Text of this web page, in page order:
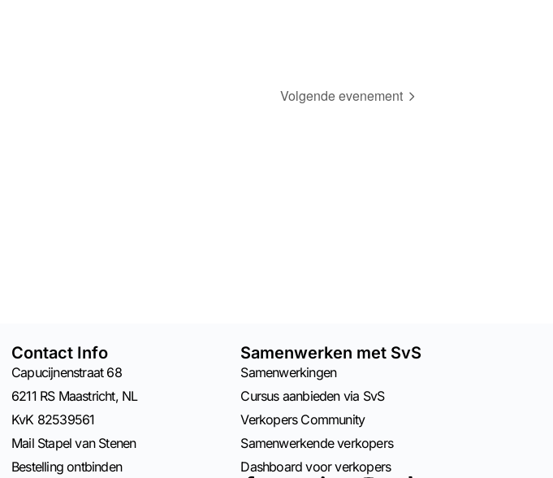
Volgende evenement
Contact Info
Capucijnenstraat 68
6211 RS Maastricht, NL
KvK 82539561
Mail Stapel van Stenen
Bestelling ontbinden
Samenwerken met SvS
Samenwerkingen
Cursus aanbieden via SvS
Verkopers Community
Samenwerkende verkopers
Dashboard voor verkopers